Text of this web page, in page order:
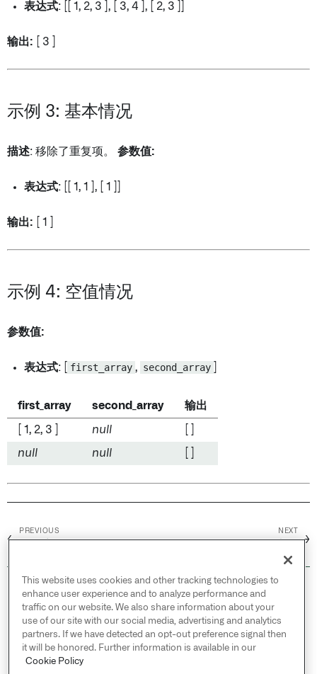
表达式: [[ 1, 2, 3 ], [ 3, 4 ], [ 2, 3 ]]
输出: [ 3 ]
示例 3: 基本情况
描述: 移除了重复项。 参数值:
表达式: [[ 1, 1 ], [ 1 ]]
输出: [ 1 ]
示例 4: 空值情况
参数值:
表达式: [ first_array , second_array
first_array second_array 输出
[ 1, 2, 3 ] null
null null
←
PREVIOUS NEXT
→
© 2026 Palantir Technologies Inc. All rights
reserved.
Cookies Statement ↗
Privacy Statement ↗
Terms of Use ↗
This website uses cookies and other tracking technologies to
enhance user experience and to analyze performance and
traffic on our website. We also share information about your
use of our site with our social media, advertising and analytics
partners. If we have detected an opt-out preference signal then
it will be honored. Further information is available in our
Cookie Policy